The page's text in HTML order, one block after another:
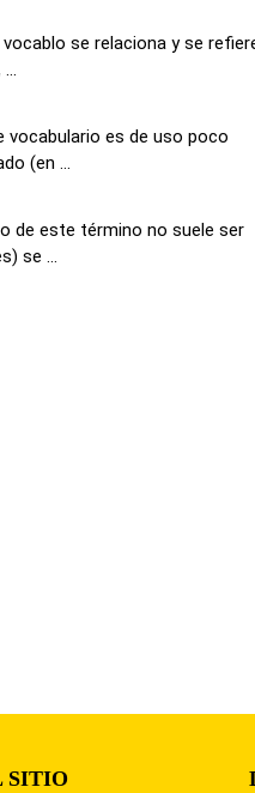
se relaciona y se
vocabulario es de uso poco
(en ...
de este término no suele ser
se ...
SITIO